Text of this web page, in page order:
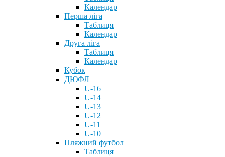
Календар
Перша ліга
Таблиця
Календар
Друга ліга
Таблиця
Календар
Кубок
ДЮФЛ
U-16
U-14
U-13
U-12
U-11
U-10
Пляжний футбол
Таблиця